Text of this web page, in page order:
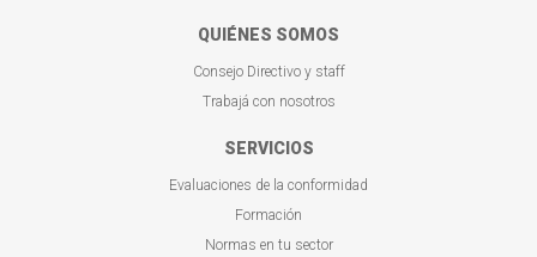
QUIÉNES SOMOS
Consejo Directivo y staff
Trabajá con nosotros
SERVICIOS
Evaluaciones de la conformidad
Formación
Normas en tu sector